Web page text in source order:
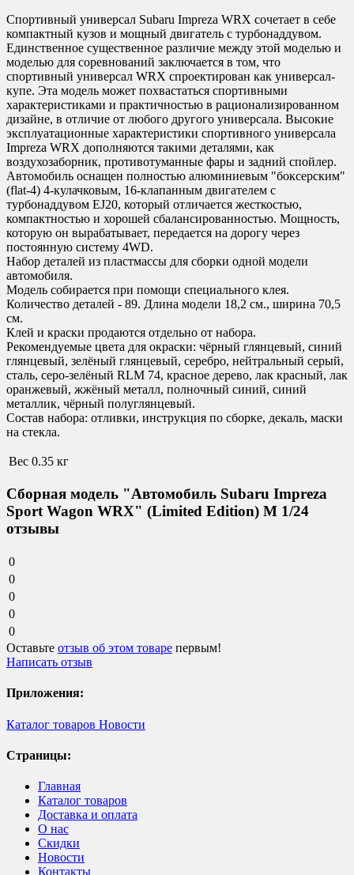
Спортивный универсал Subaru Impreza WRX сочетает в себе
компактный кузов и мощный двигатель с турбонаддувом.
Единственное существенное различие между этой моделью и
моделью для соревнований заключается в том, что
спортивный универсал WRX спроектирован как универсал-
купе. Эта модель может похвастаться спортивными
характеристиками и практичностью в рационализированном
дизайне, в отличие от любого другого универсала. Высокие
эксплуатационные характеристики спортивного универсала
Impreza WRX дополняются такими деталями, как
воздухозаборник, противотуманные фары и задний спойлер.
Автомобиль оснащен полностью алюминиевым "боксерским"
(flat-4) 4-кулачковым, 16-клапанным двигателем с
турбонаддувом EJ20, который отличается жесткостью,
компактностью и хорошей сбалансированностью. Мощность,
которую он вырабатывает, передается на дорогу через
постоянную систему 4WD.
Набор деталей из пластмассы для сборки одной модели
автомобиля.
Модель собирается при помощи специального клея.
Количество деталей - 89. Длина модели 18,2 см., ширина 70,5
см.
Клей и краски продаются отдельно от набора.
Рекомендуемые цвета для окраски: чёрный глянцевый, синий
глянцевый, зелёный глянцевый, серебро, нейтральный серый,
сталь, серо-зелёный RLM 74, красное дерево, лак красный, лак
оранжевый, жжёный металл, полночный синий, синий
металлик, чёрный полуглянцевый.
Состав набора: отливки, инструкция по сборке, декаль, маски
на стекла.
Вес 0.35 кг
Сборная модель "Автомобиль Subaru Impreza
Sport Wagon WRX" (Limited Edition) М 1/24
отзывы
0
0
0
0
0
Оставьте отзыв об этом товаре первым!
Написать отзыв
Приложения:
Каталог товаров Новости
Страницы:
Главная
Каталог товаров
Доставка и оплата
О нас
Скидки
Новости
Контакты